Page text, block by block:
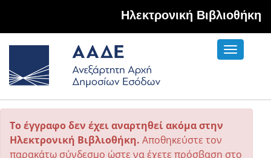
Hλεκτρονική Βιβλιοθήκη
Toggle
Το έγγραφο δεν έχει αναρτηθεί ακόμα στην
Ηλεκτρονική Βιβλιοθήκη. Αποθηκεύστε τον
παρακάτω σύνδεσμο ώστε να έχετε πρόσβαση στο